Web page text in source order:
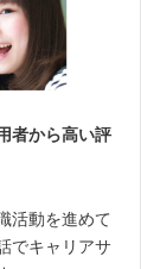
者から高い評
活動を進めて
でキャリアサ